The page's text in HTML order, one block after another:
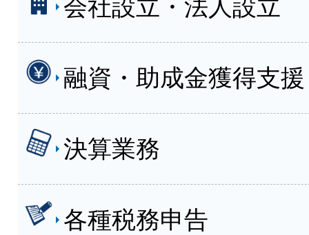
会社設立・法人設立
融資・助成金獲得支援
決算業務
各種税務申告